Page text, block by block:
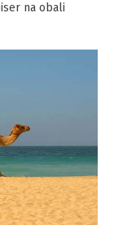
na obali